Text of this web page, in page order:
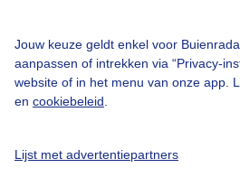
Jouw keuze geldt enkel voor
aanpassen of intrekken via “Privacy-
website of in het menu van onze app.
en cookiebeleid
Lijst met advertentiepartners
Buienradar Team
Privacy beleid
Cookie beleid
Gratis weerdata